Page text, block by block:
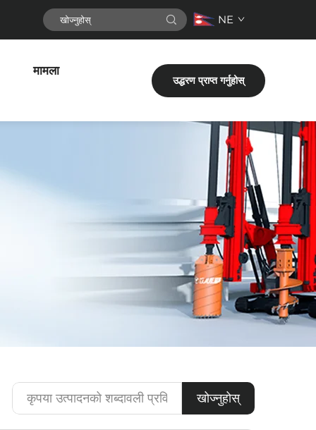
NE
मामला
उद्धरण प्राप्त गर्नुहोस्
खोज्नुहोस्